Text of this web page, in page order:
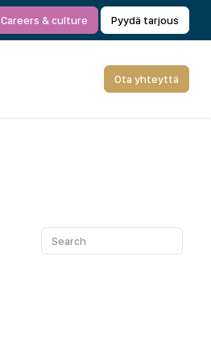
Careers & culture Pyydä tarjous
Ota yhteyttä